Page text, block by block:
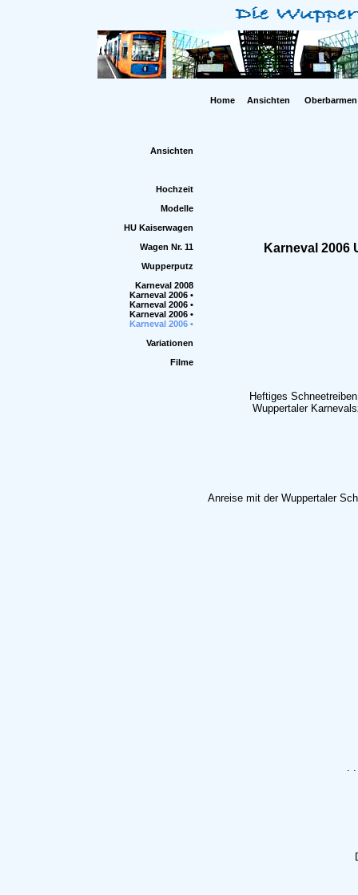
Home Ansichten Oberbarmen
Ansichten
Hochzeit
Modelle
HU Kaiserwagen
Wagen Nr. 11
Wupperputz
Karneval 2008
Karneval 2006 •
Karneval 2006 •
Karneval 2006 •
Karneval 2006 •
Variationen
Filme
Karneval 2006
Heftiges
Wuppertaler
Anreise mit der Wuppertaler
.